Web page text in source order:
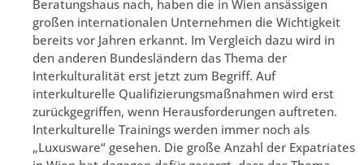
Beratungshaus nach, haben die in Wien ansässigen
großen internationalen Unternehmen die Wichtigkeit
bereits vor Jahren erkannt. Im Vergleich dazu wird in
den anderen Bundesländern das Thema der
Interkulturalität erst jetzt zum Begriff. Auf
interkulturelle Qualifizierungsmaßnahmen wird erst
zurückgegriffen, wenn Herausforderungen auftreten.
Interkulturelle Trainings werden immer noch als
„Luxusware“ gesehen. Die große Anzahl der Expatriates